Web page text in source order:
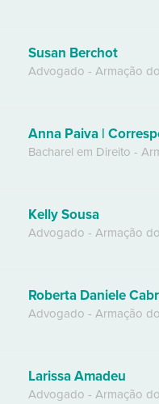
Susan Berchot
Advogado - Armação
Anna Paiva |
Bacharel em Direito -
Kelly Sousa
Advogado - Armação
Roberta Daniele
Advogado - Armação
Larissa Amadeu
Advogado - Armação